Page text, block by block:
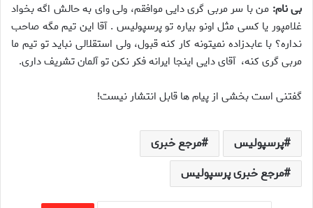
بی نام: من با سر مربی گری دایی موافقم، ولی وای به حالش اگه بخواد
غلامپور یا کسی مثل اونو بیاره تو پرسپولیس . آقا این تیم مگه صاحب
نداره؟ با عابدزاده نمیتونه کار کنه قبول، ولی استقلالی نباید تو تیم ما
مربی گری کنه، آقای دایی اینجا ایرانه فکر نکن تو آلمان تشریف داری.
گفتنی است بخشی از پیام ها قابل انتشار نیست!
پرسپولیس
مرجع خبری
مرجع خبری پرسپولیس